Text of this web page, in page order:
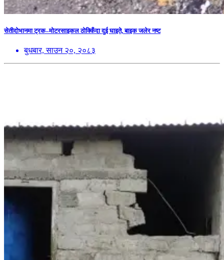
सेतीदोभानमा ट्रक–मोटरसाइकल ठोक्किँदा दुई घाइते, बाइक जलेर नष्ट
बुधबार, साउन २०, २०८३